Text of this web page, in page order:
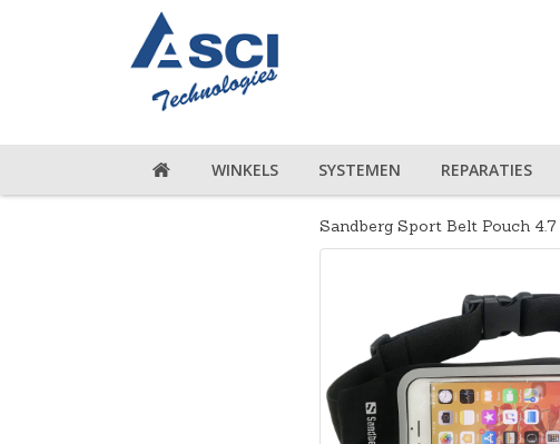
WINKELS SYSTEMEN REPARATIES
Sandberg Sport Belt Pouch 4.7